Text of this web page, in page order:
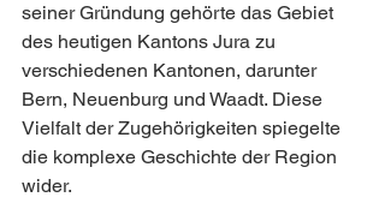
seiner Gründung gehörte das Gebiet
des heutigen Kantons Jura zu
verschiedenen Kantonen, darunter
Bern, Neuenburg und Waadt. Diese
Vielfalt der Zugehörigkeiten spiegelte
die komplexe Geschichte der Region
wider.